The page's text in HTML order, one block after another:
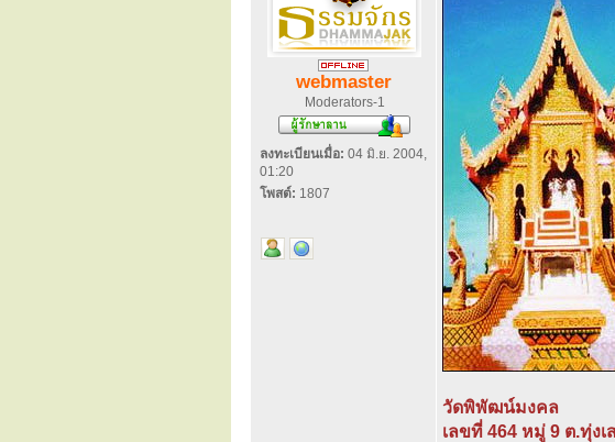
webmaster
Moderators-1
ลงทะเบียนเมื่อ: 04 มิ.ย. 2004,
01:20
โพสต์: 1807
วัดพิพัฒน์มงคล
เลขที่ 464 หมู่ 9 ต.ทุ่งเ